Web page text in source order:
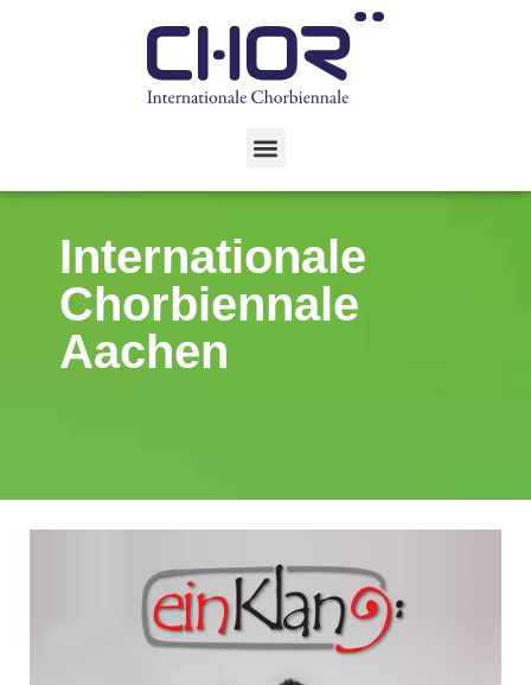
Internationale
Chorbiennale
Aachen